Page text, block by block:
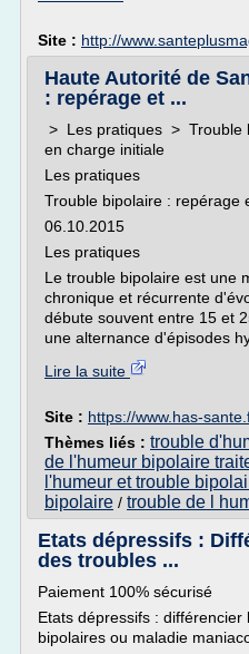
Site : http://
Haute Autorité de
: repérage et ...
> Les pratiques > Trouble
en charge initiale
Les pratiques
Trouble bipolaire : repérage
06.10.2015
Les pratiques
Le trouble bipolaire est une
chronique et récurrente
débute souvent entre 15 et
une alternance d'épisodes
Lire la suite
Site : https://www.has-
Thèmes liés : trouble
de l'humeur bipolaire
l'humeur et trouble
bipolaire / trouble de l
Etats dépressifs :
des troubles ...
Paiement 100% sécurisé
Etats dépressifs :
bipolaires ou maladie